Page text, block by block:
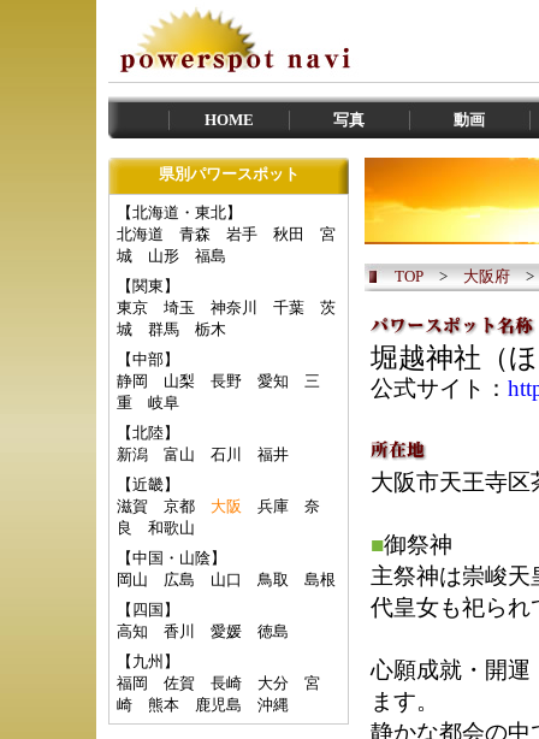
HOME 写真 動画
県別パワースポット
【北海道・東北】
北海道
青森 岩手 秋田
宮
城
山形
福島
【関東】
東京
埼玉 神奈川 千葉
茨
城
群馬
栃木
【中部】
静岡
山梨 長野 愛知
三
重
岐阜
【北陸】
新潟
富山 石川
福井
【近畿】
滋賀
京都 大阪 兵庫
奈
良
和歌山
【中国・山陰】
岡山
広島 山口 鳥取
島根
【四国】
高知
香川 愛媛
徳島
【九州】
福岡
佐賀 長崎 大分
宮
崎
熊本 鹿児島 沖縄
TOP>大阪府
堀越神社（
公式サイト：
大阪市天王寺区
■御祭神
主祭神は崇峻
代皇女も祀られ
心願成就・開運
ます。
静かな都会の中